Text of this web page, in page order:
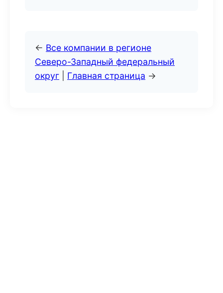
← Все компании в регионе
Северо-Западный федеральный
округ
Главная страница →